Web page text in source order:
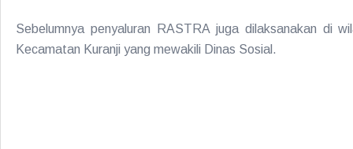
Sebelumnya penyaluran RASTRA juga dilaksanakan di
Kecamatan Kuranji yang mewakili Dinas Sosial.